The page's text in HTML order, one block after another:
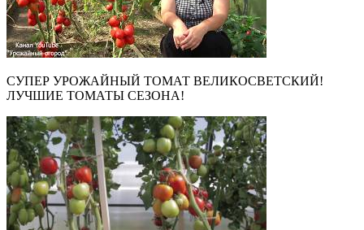
СУПЕР УРОЖАЙНЫЙ ТОМАТ ВЕЛИКОСВЕТСКИЙ!
ЛУЧШИЕ ТОМАТЫ СЕЗОНА!